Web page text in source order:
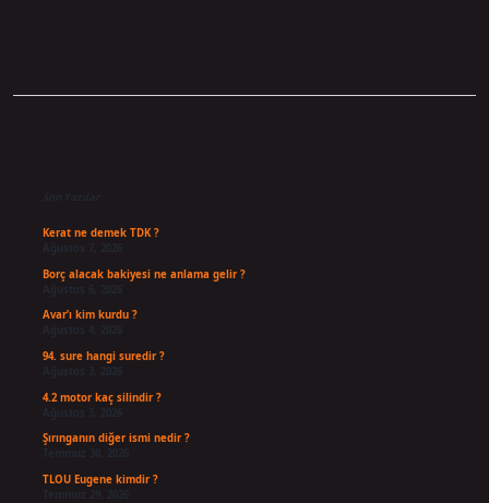
Son Yazılar
Kerat ne demek TDK ?
Ağustos 7, 2026
Borç alacak bakiyesi ne anlama gelir ?
Ağustos 6, 2026
Avar’ı kim kurdu ?
Ağustos 4, 2026
94. sure hangi suredir ?
Ağustos 3, 2026
4.2 motor kaç silindir ?
Ağustos 3, 2026
Şırınganın diğer ismi nedir ?
TLOU Eugene kimdir ?
Temmuz 29, 2026